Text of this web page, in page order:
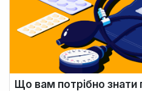
Що вам потрібно знати